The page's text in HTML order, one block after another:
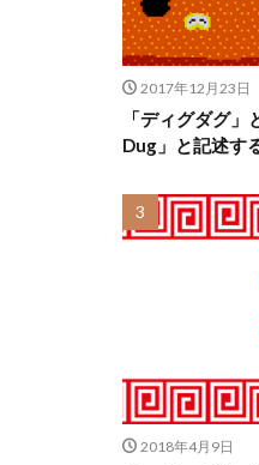
2017年12月23日
「ディグダグ
Dug」と記述す
2018年4月9日